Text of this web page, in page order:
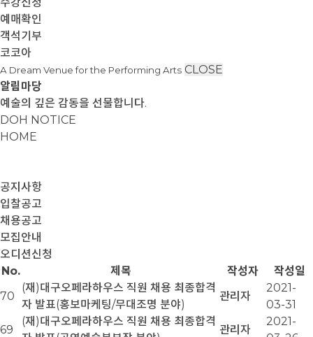
예매확인
객석기부
코코아
A Dream Venue for the Performing Arts CLOSE
알림마당
예술의 깊은 감동을 선물합니다.
DOH NOTICE
HOME
공지사항
입찰공고
채용공고
모집안내
오디션신청
No.
제목 작성자
작성일
70
(재)대구오페라하우스 직원 채용 최종합격
자 발표(홍보마케팅/무대조명 분야)
관리자
2021-
03-31
69
(재)대구오페라하우스 직원 채용 최종합격
관리자
2021-